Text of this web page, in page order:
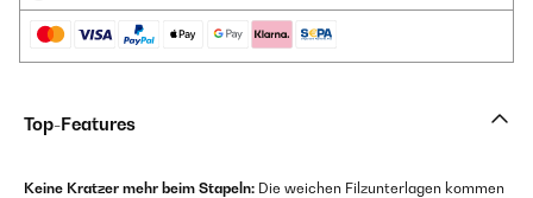
Top-Features
Keine Kratzer mehr beim Stapeln: Die weichen Filzunterlagen kommen